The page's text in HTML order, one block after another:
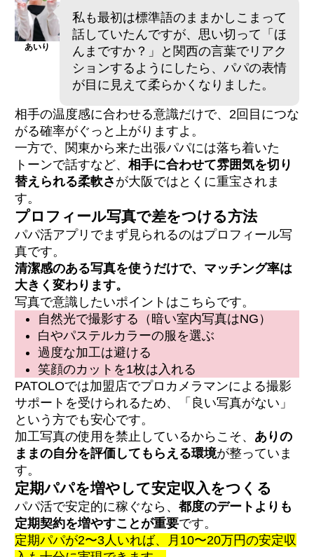
あいり
私も最初は標準語のままかしこまって
話していたんですが、思い切って「ほ
んまですか？」と関西の言葉でリアク
ションするようにしたら、パパの表情
が目に見えて柔らかくなりました。
相手の温度感に合わせる意識だけで、2回目につな
がる確率がぐっと上がりますよ。
一方で、関東から来た出張パパには落ち着いた
トーンで話すなど、 相手に合わせて雰囲気を切り
替えられる柔軟さ が大阪ではとくに重宝されま
す。
プロフィール写真で差をつける方法
パパ活アプリでまず見られるのはプロフィール写
真です。
清潔感のある写真を使うだけで、マッチング率は
大きく変わります。
写真で意識したいポイントはこちらです。
自然光で撮影する（暗い室内写真はNG）
白やパステルカラーの服を選ぶ
過度な加工は避ける
笑顔のカットを1枚は入れる
PATOLOでは加盟店でプロカメラマンによる撮影
サポートを受けられるため、「良い写真がない」
という方でも安心です。
加工写真の使用を禁止しているからこそ、 ありの
ままの自分を評価してもらえる環境が整っていま
す。
定期パパを増やして安定収入をつくる
パパ活で安定的に稼ぐなら、 都度のデートよりも
定期契約を増やすことが重要です。
定期パパが2〜3人いれば、月10〜20万円の安定収